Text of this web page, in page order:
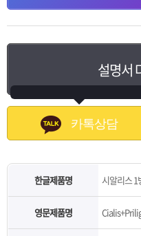
설명서
카톡상담
한글제품명 시알리스 1
영문제품명